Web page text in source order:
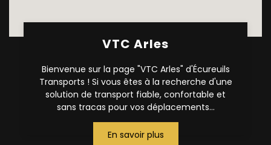
VTC Arles
Bienvenue sur la page "VTC Arles" d'Écureuils
Transports ! Si vous êtes à la recherche d'une
solution de transport fiable, confortable et
sans tracas pour vos déplacements...
En savoir plus